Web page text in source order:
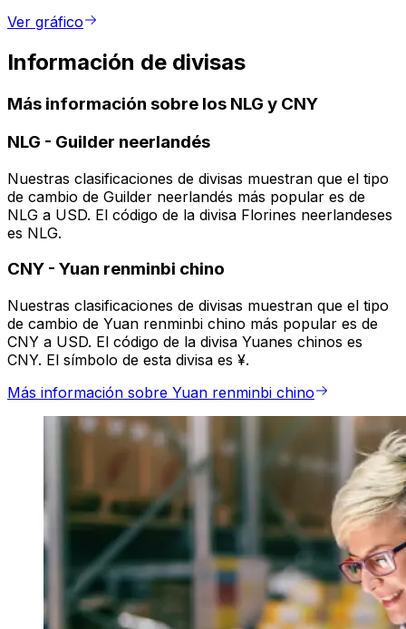
Ver gráfico
Información de divisas
Más información sobre los NLG y CNY
NLG - Guilder neerlandés
Nuestras clasificaciones de divisas muestran que el tipo
de cambio de Guilder neerlandés más popular es de
NLG a USD. El código de la divisa Florines neerlandeses
es NLG.
CNY - Yuan renminbi chino
Nuestras clasificaciones de divisas muestran que el tipo
de cambio de Yuan renminbi chino más popular es de
CNY a USD. El código de la divisa Yuanes chinos es
CNY. El símbolo de esta divisa es ¥.
Más información sobre Yuan renminbi chino